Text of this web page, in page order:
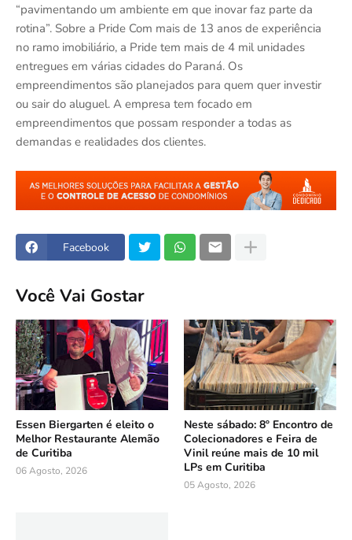
“pavimentando um ambiente em que inovar faz parte da
rotina”. Sobre a Pride Com mais de 13 anos de experiência
no ramo imobiliário, a Pride tem mais de 4 mil unidades
entregues em várias cidades do Paraná. Os
empreendimentos são planejados para quem quer investir
ou sair do aluguel. A empresa tem focado em
empreendimentos que possam responder a todas as
demandas e realidades dos clientes.
Facebook
Você Vai Gostar
Essen Biergarten é eleito o
Melhor Restaurante Alemão
de Curitiba
06 Agosto, 2026
Neste sábado: 8º Encontro de
Colecionadores e Feira de
Vinil reúne mais de 10 mil
LPs em Curitiba
05 Agosto, 2026